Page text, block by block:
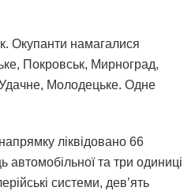
Окупанти намагалися
Покровськ, Мирноград,
Молодецьке. Одне
ліквідовано 66
автомобільної та три одиниці
системи, дев’ять